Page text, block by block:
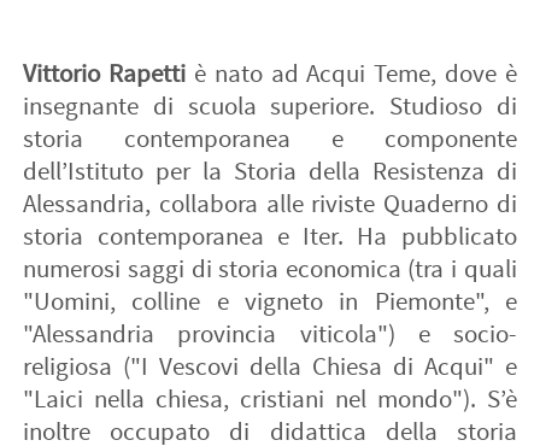
Vittorio Rapetti è nato ad Acqui Teme, dove è
insegnante di scuola superiore. Studioso di
storia contemporanea e componente
dell’Istituto per la Storia della Resistenza di
Alessandria, collabora alle riviste Quaderno di
storia contemporanea e Iter. Ha pubblicato
numerosi saggi di storia economica (tra i quali
"Uomini, colline e vigneto in Piemonte", e
"Alessandria provincia viticola") e socio-
religiosa ("I Vescovi della Chiesa di Acqui" e
"Laici nella chiesa, cristiani nel mondo"). S’è
inoltre occupato di didattica della storia